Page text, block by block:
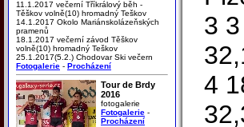
11.1.2017 večerní Tříkrálový běh -
Těškov volně(10) hromadný Teškov
14.1.2017 Okolo Mariánskolázeňských
pramenů
18.1.2017 večerní závod Těškov
volně(10) hromadný Teškov
25.1.2017(5.2.) Chodovar Ski večern
Fotogalerie - Procházení
Tour de Brdy
2016
fotogalerie
Fotogalerie -
Procházení
3
4